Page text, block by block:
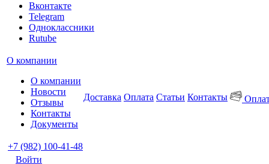
Вконтакте
Telegram
Одноклассники
Rutube
О компании
О компании
Новости
Отзывы
Контакты
Документы
Доставка Оплата Статьи Контакты
+7 (982) 100-41-48
Войти